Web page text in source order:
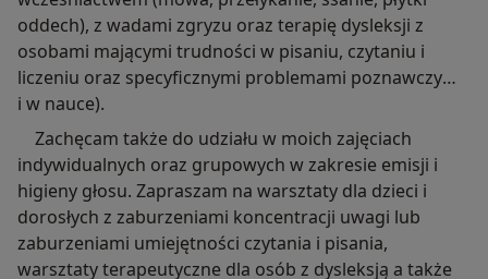
oddech), z wadami zgryzu oraz terapię dysleksji z
osobami mającymi trudności w pisaniu, czytaniu i
liczeniu oraz specyficznymi problemami poznawczymi,
i w nauce).
Zachęcam także do udziału w moich zajęciach
indywidualnych oraz grupowych w zakresie emisji i
higieny głosu. Zapraszam na warsztaty dla dzieci i
dorosłych z zaburzeniami koncentracji uwagi lub
zaburzeniami umiejętności czytania i pisania,
warsztaty terapeutyczne dla osób z dysleksją a także